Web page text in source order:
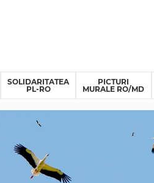
SOLIDARITATEA
PL-RO
PICTURI
MURALE RO/MD